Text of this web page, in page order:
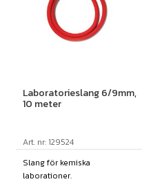
Laboratorieslang 6/9mm,
10 meter
Art. nr: 129524
Slang för kemiska
laborationer.